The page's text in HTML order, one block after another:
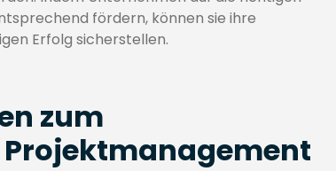
fördern, können sie ihre
Erfolg sicherstellen.
zum